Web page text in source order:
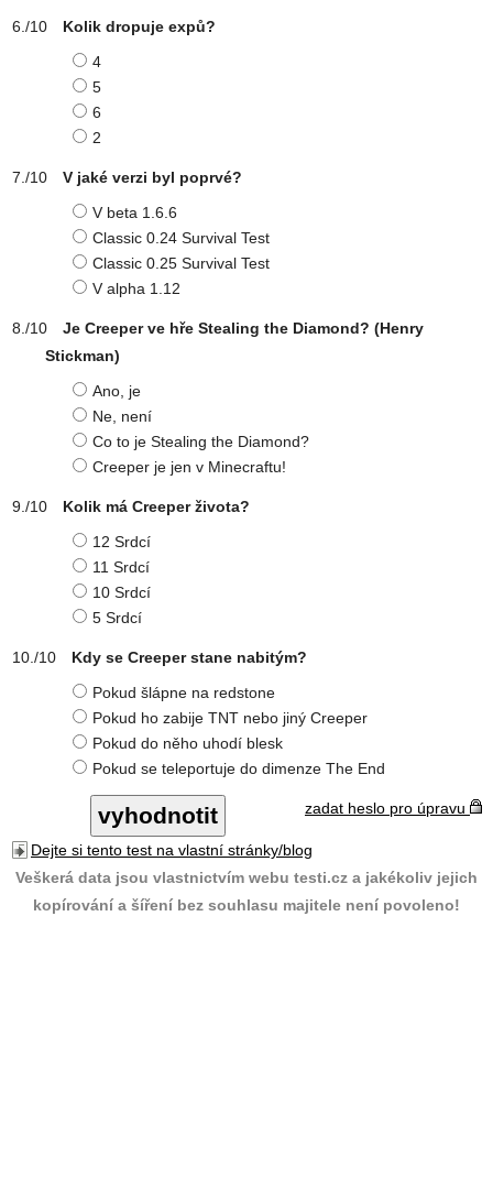
Kolik dropuje expů?
4
5
6
2
V jaké verzi byl poprvé?
V beta 1.6.6
Classic 0.24 Survival Test
Classic 0.25 Survival Test
V alpha 1.12
Je Creeper ve hře Stealing the Diamond? (Henry
Stickman)
Ano, je
Ne, není
Co to je Stealing the Diamond?
Creeper je jen v Minecraftu!
Kolik má Creeper života?
12 Srdcí
11 Srdcí
10 Srdcí
5 Srdcí
Kdy se Creeper stane nabitým?
Pokud šlápne na redstone
Pokud ho zabije TNT nebo jiný Creeper
Pokud do něho uhodí blesk
Pokud se teleportuje do dimenze The End
zadat heslo pro úpravu
Dejte si tento test na vlastní stránky/blog
Veškerá data jsou vlastnictvím webu testi.cz a jakékoliv jejich
kopírování a šíření bez souhlasu majitele není povoleno!